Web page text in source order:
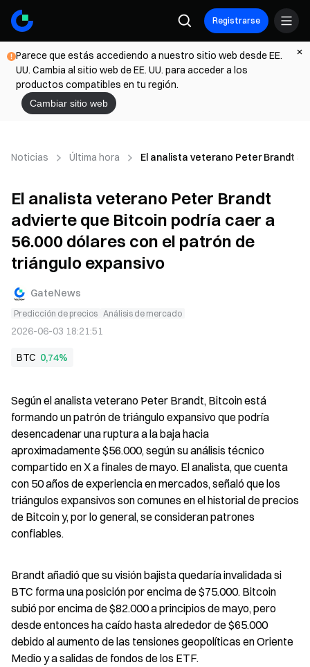
Registrarse
Parece que estás accediendo a nuestro sitio web desde EE.
UU. Cambia al sitio web de EE. UU. para acceder a los
productos compatibles en tu región.
Cambiar sitio web
Noticias Última hora El analista veterano Peter Brandt
El analista veterano Peter Brandt
advierte que Bitcoin podría caer a
56.000 dólares con el patrón de
triángulo expansivo
GateNews
Predicción de precios Análisis de mercado
2026-06-03 18:21:51
BTC 0,74%
Según el analista veterano Peter Brandt, Bitcoin está
formando un patrón de triángulo expansivo que podría
desencadenar una ruptura a la baja hacia
aproximadamente $56.000, según su análisis técnico
compartido en X a finales de mayo. El analista, que cuenta
con 50 años de experiencia en mercados, señaló que los
triángulos expansivos son comunes en el historial de precios
de Bitcoin y, por lo general, se consideran patrones
confiables.
Brandt añadió que su visión bajista quedaría invalidada si
BTC forma una posición por encima de $75.000. Bitcoin
subió por encima de $82.000 a principios de mayo, pero
desde entonces ha caído hasta alrededor de $65.000
debido al aumento de las tensiones geopolíticas en Oriente
Medio y a salidas de fondos de los ETF.